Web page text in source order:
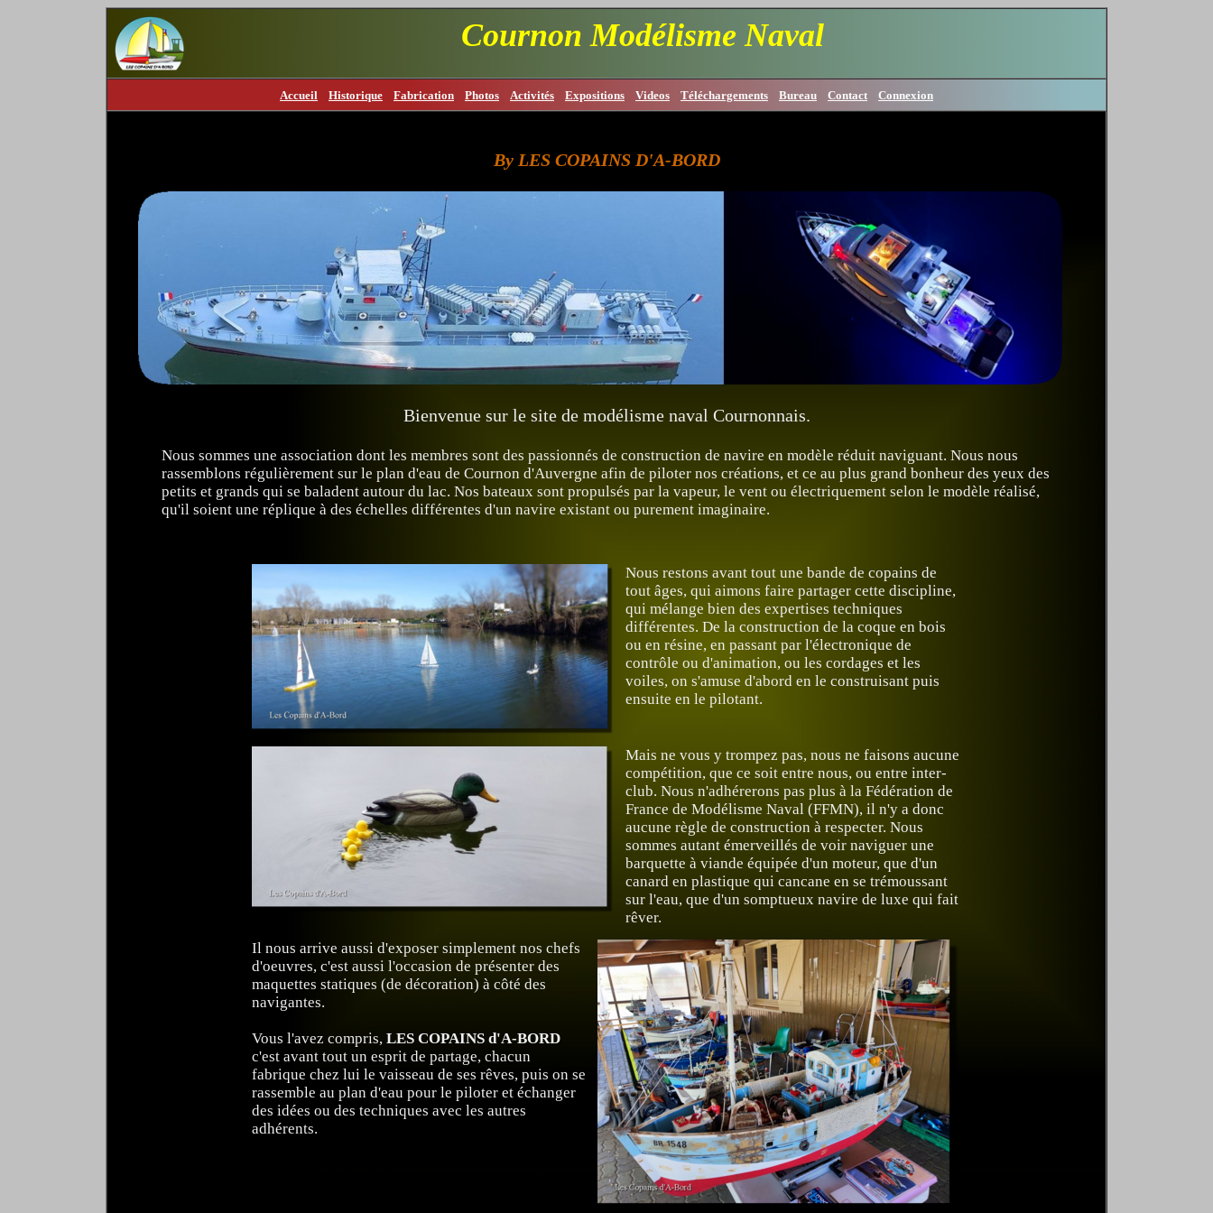
Cournon Modélisme Naval
Accueil Historique Fabrication Photos Activités Expositions Videos Téléchargements Bureau Contact Connexion
By LES COPAINS D'A-BORD
Bienvenue sur le site de modélisme naval Cournonnais.
Nous sommes une association dont les membres sont des passionnés de construction de navire en modèle réduit naviguant. Nous nous
rassemblons régulièrement sur le plan d'eau de Cournon d'Auvergne afin de piloter nos créations, et ce au plus grand bonheur des yeux des
petits et grands qui se baladent autour du lac. Nos bateaux sont propulsés par la vapeur, le vent ou électriquement selon le modèle réalisé,
qu'il soient une réplique à des échelles différentes d'un navire existant ou purement imaginaire.
Nous restons avant tout une bande de copains de
tout âges, qui aimons faire partager cette discipline,
qui mélange bien des expertises techniques
différentes. De la construction de la coque en bois
ou en résine, en passant par l'électronique de
contrôle ou d'animation, ou les cordages et les
voiles, on s'amuse d'abord en le construisant puis
ensuite en le pilotant.
Mais ne vous y trompez pas, nous ne faisons aucune
compétition, que ce soit entre nous, ou entre inter-
club. Nous n'adhérerons pas plus à la Fédération de
France de Modélisme Naval (FFMN), il n'y a donc
aucune règle de construction à respecter. Nous
sommes autant émerveillés de voir naviguer une
barquette à viande équipée d'un moteur, que d'un
canard en plastique qui cancane en se trémoussant
sur l'eau, que d'un somptueux navire de luxe qui fait
rêver.
Il nous arrive aussi d'exposer simplement nos chefs
d'oeuvres, c'est aussi l'occasion de présenter des
maquettes statiques (de décoration) à côté des
navigantes.
Vous l'avez compris, LES COPAINS d'A-BORD
c'est avant tout un esprit de partage, chacun
fabrique chez lui le vaisseau de ses rêves, puis on se
rassemble au plan d'eau pour le piloter et échanger
des idées ou des techniques avec les autres
adhérents.